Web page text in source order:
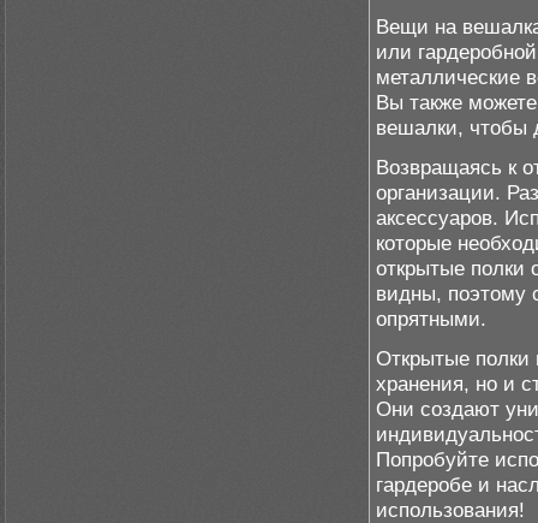
Вещи на
или
металлические
Вы также
вешалки, чтобы
Возвращаясь к
организации.
аксессуаров.
которые
открытые полки
видны, поэтому
опрятными.
Открытые полки
хранения, но и
Они создают
Попробуйте
гардеробе и
использования!